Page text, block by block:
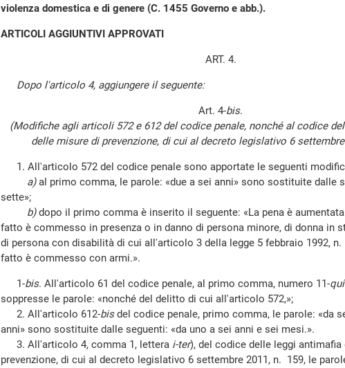
violenza domestica e di genere (C. 1455 Governo e abb.).
ARTICOLI AGGIUNTIVI APPROVATI
ART. 4.
Dopo l'articolo 4, aggiungere il seguente:
Art. 4-bis.
(Modifiche agli articoli 572 e 612 del codice penale, nonché al codice
delle misure di prevenzione, di cui al decreto legislativo 6
1. All'articolo 572 del codice penale sono apportate le seguenti
a)al primo comma, le parole: «due a sei anni» sono sostituite dalle
sette»;
b)dopo il primo comma è inserito il seguente: «La pena è
fatto è commesso in presenza o in danno di persona minore, di donna in
di persona con disabilità di cui all'articolo 3 della legge 5 febbraio 1992,
fatto è commesso con armi.».
1-bis. All'articolo 61 del codice penale, al primo comma, numero 11-
soppresse le parole: «nonché del delitto di cui all'articolo 572,»;
2. All'articolo 612-bisdel codice penale, primo comma, le parole: «da
anni» sono sostituite dalle seguenti: «da uno a sei anni e sei mesi.».
3. All'articolo 4, comma 1, lettera i-ter), del codice delle leggi antimafia
prevenzione, di cui al decreto legislativo 6 settembre 2011, n. 159, le